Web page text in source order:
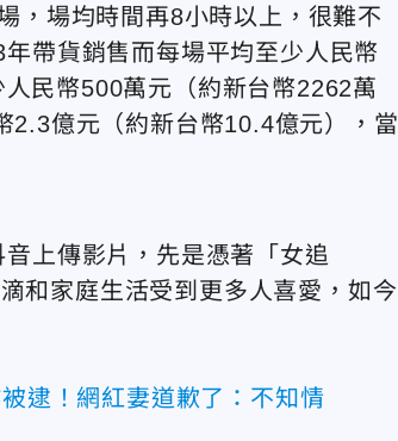
，場均時間再8小時以上，很難不
帶貨銷售而每場平均至少人民幣
民幣500萬元（約新台幣2262萬
2.3億元（約新台幣10.4億元），當
上傳影片，先是憑著「女追
和家庭生活受到更多人喜愛，如今
逮！網紅妻道歉了：不知情